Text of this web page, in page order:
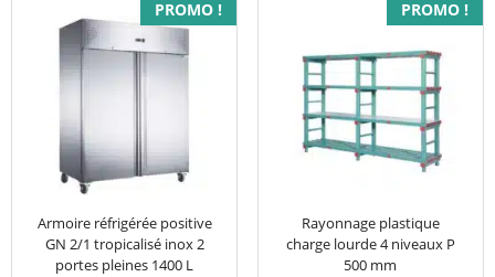
PROMO !
Armoire réfrigérée positive
GN 2/1 tropicalisé inox 2
portes pleines 1400 L
PROMO !
Rayonnage plastique
charge lourde 4 niveaux P
500 mm
plusieurs
variations.
choisies